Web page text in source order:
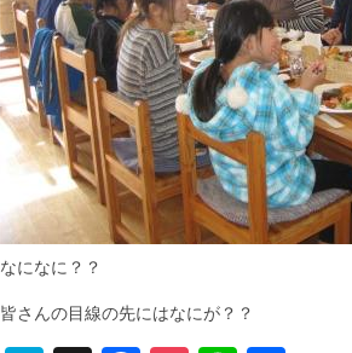
なになに？？
皆さんの目線の先にはなにが？？